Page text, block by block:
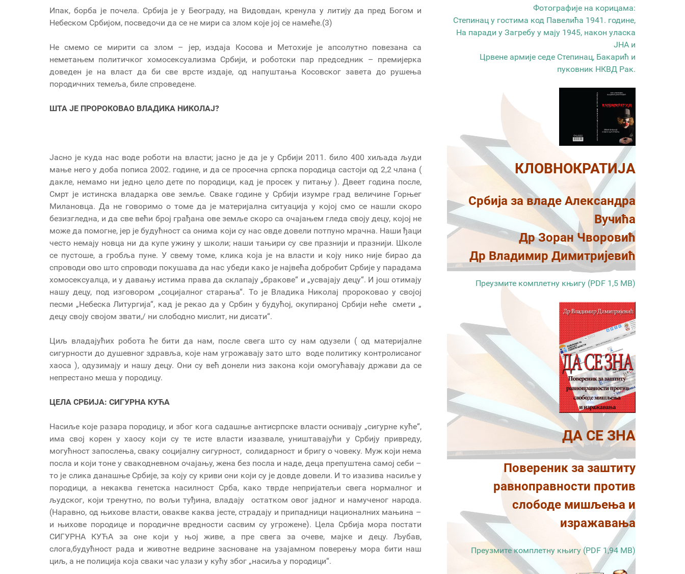
Ипак, борба је почела. Србија је у Београду, на Видовдан, кренула у литију да пред Богом и
Небеском Србијом, посведочи да се не мири са злом које јој се намеће.(3)
Не смемо се мирити са злом – јер, издаја Косова и Метохије је апсолутно повезана са
неметањем политичког хомосексуализма Србији, и роботски пар председник – премијерка
доведен је на власт да би све врсте издаје, од напуштања Косовског завета до рушења
породичних темеља, биле спроведене.
ШТА ЈЕ ПРОРОКОВАО ВЛАДИКА НИКОЛАЈ?
Јасно је куда нас воде роботи на власти; јасно је да је у Србији 2011. било 400 хиљада људи
мање него у доба пописа 2002. године, и да се просечна српска породица састоји од 2,2 члана (
дакле, немамо ни једно цело дете по породици, кад је просек у питању ). Двеет година после,
Смрт је истинска владарка ове земље. Сваке године у Србији изумре град величине Горњег
Милановца. Да не говоримо о томе да је материјална ситуација у којој смо се нашли скоро
безизгледна, и да све већи број грађана ове земље скоро са очајањем гледа своју децу, којој не
може да помогне, јер је будућност са онима који су нас овде довели потпуно мрачна. Наши ђаци
често немају новца ни да купе ужину у школи; наши тањири су све празнији и празнији. Школе
се пустоше, а гробља пуне. У свему томе, клика која је на власти и коју нико није бирао да
спроводи ово што спроводи покушава да нас убеди како је највећа добробит Србије у парадама
хомосексуалца, и у давању истима права да склапају „бракове“ и „усвајају децу“. И још отимају
нашу децу, под изговором „социјалног старања“. То је Владика Николај пророковао у својој
песми „Небеска Литургија“, кад је рекао да у Србин у будућој, окупираној Србији неће смети „
децу своју својом звати,/ ни слободно мислит, ни дисати“.
Циљ владајућих робота ће бити да нам, после свега што су нам одузели ( од материјалне
сигурности до душевног здравља, које нам угрожавају зато што воде политику контролисаног
хаоса ), одузимају и нашу децу. Они су већ донели низ закона који омогућавају држави да се
непрестано меша у породицу.
ЦЕЛА СРБИЈА: СИГУРНА КУЋА
Насиље које разара породицу, и због кога садашње антисрпске власти оснивају „сигурне куће“,
има свој корен у хаосу који су те исте власти изазвале, уништавајући у Србију привреду,
могућност запослења, сваку социјалну сигурност, солидарност и бригу о човеку. Муж који нема
посла и који тоне у свакодневном очајању, жена без посла и наде, деца препуштена самој себи –
то је слика данашње Србије, за коју су криви они који су је довде довели. И то изазива насиље у
породици, а некаква генетска насилност Срба, како тврде непријатељи свега нормалног и
људског, који тренутно, по вољи туђина, владају остатком овог јадног и намученог народа.
(Наравно, од њихове власти, овакве каква јесте, страдају и припадници националних мањина –
и њихове породице и породичне вредности сасвим су угрожене). Цела Србија мора постати
СИГУРНА КУЋА за оне који у њој живе, а пре свега за очеве, мајке и децу. Љубав,
слога,будућност рада и животне ведрине засноване на узајамном поверењу мора бити наш
циљ, а не полиција која сваки час улази у кућу због „насиља у породици“.
Фотографије на корицама:
Степинац у гостима код Павелића 1941. године,
На паради у Загребу у мају 1945, након уласка
ЈНА и
Црвене армије седе Степинац, Бакарић и
пуковник НКВД Рак.
КЛОВНОКРАТИЈА
Србија за владе Александра
Вучића
Др Зоран Чворовић
Др Владимир Димитријевић
Преузмите комплетну књигу (PDF 1,5 MB)
ДА СЕ ЗНА
Повереник за заштиту
равноправности против
слободе мишљења и
изражавања
Преузмите комплетну књигу (PDF 1,94 MB)